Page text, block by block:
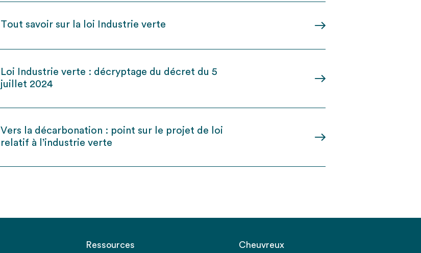
Tout savoir sur la loi Industrie verte
Loi Industrie verte : décryptage du décret du 5
juillet 2024
Vers la décarbonation : point sur le projet de loi
relatif à l’industrie verte
Ressources Cheuvreux